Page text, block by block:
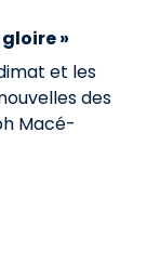
»
et les
des
Macé-